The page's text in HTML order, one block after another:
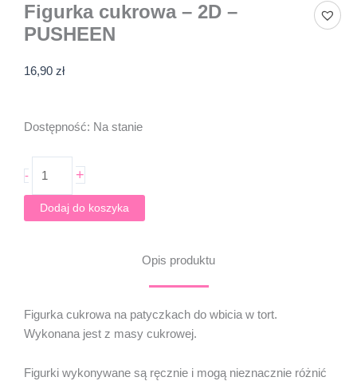
Figurka cukrowa – 2D –
PUSHEEN
16,90 zł
Dostępność: Na stanie
-
ilość
2D
-
+
Dodaj do koszyka
Opis produktu
Figurka cukrowa na patyczkach do wbicia w tort.
Wykonana jest z masy cukrowej.
Figurki wykonywane są ręcznie i mogą nieznacznie różnić